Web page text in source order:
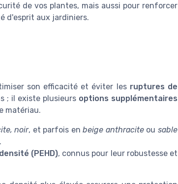
de vos plantes, mais aussi pour renforcer
d'esprit aux jardiniers.
son efficacité et éviter les ruptures de
; il existe plusieurs options supplémentaires
matériau.
noir, et parfois enbeige anthraciteou sable
(PEHD), connus pour leur robustesse et